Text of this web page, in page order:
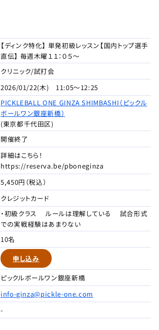
【ディンク特化】 単発初級レッスン【国内トップ選手
直伝】 毎週木曜１１：０５～
クリニック/試打会
2026/01/22(木) 11:05～12:25
PICKLEBALL ONE GINZA SHIMBASHI（ピックル
ボールワン銀座新橋）
(東京都千代田区)
開催終了
詳細はこちら！
https://reserva.be/pboneginza
5,450円（税込）
クレジットカード
・初級クラス ルールは理解している 試合形式
での実戦経験はあまりない
10名
申し込み
ピックルボールワン銀座新橋
info-ginza@pickle-one.com
-